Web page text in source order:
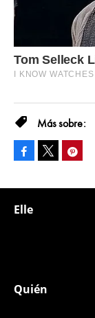
Facebook
Elle
Quién